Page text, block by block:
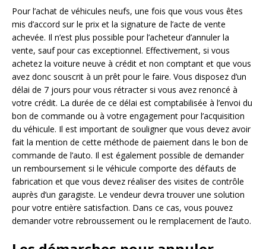
Pour l’achat de véhicules neufs, une fois que vous vous êtes
mis d’accord sur le prix et la signature de l’acte de vente
achevée. Il n’est plus possible pour l’acheteur d’annuler la
vente, sauf pour cas exceptionnel. Effectivement, si vous
achetez la voiture neuve à crédit et non comptant et que vous
avez donc souscrit à un prêt pour le faire. Vous disposez d’un
délai de 7 jours pour vous rétracter si vous avez renoncé à
votre crédit. La durée de ce délai est comptabilisée à l’envoi du
bon de commande ou à votre engagement pour l’acquisition
du véhicule. Il est important de souligner que vous devez avoir
fait la mention de cette méthode de paiement dans le bon de
commande de l’auto. Il est également possible de demander
un remboursement si le véhicule comporte des défauts de
fabrication et que vous devez réaliser des visites de contrôle
auprès d’un garagiste. Le vendeur devra trouver une solution
pour votre entière satisfaction. Dans ce cas, vous pouvez
demander votre rebroussement ou le remplacement de l’auto.